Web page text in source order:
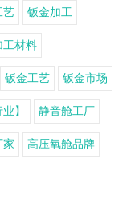
艺 钣金加工
工材料
钣金工艺 钣金市场
】 静音舱工厂
家 高压氧舱品牌